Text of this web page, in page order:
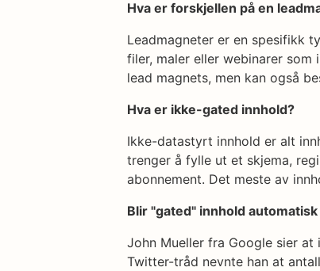
Hva er forskjellen på en
Leadmagneter er en spesifikk
filer, maler eller webinarer som
lead magnets, men kan også
Hva er ikke-gated innhold?
Ikke-datastyrt innhold er alt
trenger å fylle ut et skjema,
abonnement. Det meste av
Blir "gated" innhold
John Mueller fra Google sier
Twitter-tråd nevnte han at